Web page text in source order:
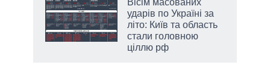
ударів по Україні за
літо: Київ та область
стали головною
ціллю рф